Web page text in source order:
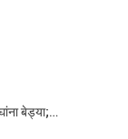
बेड्या;…